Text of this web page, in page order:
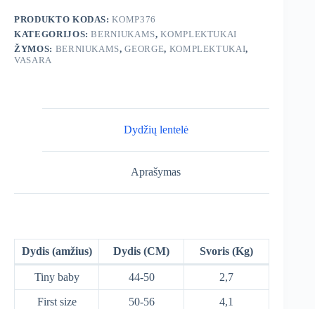
PRODUKTO KODAS:KOMP376
KATEGORIJOS:BERNIUKAMS,KOMPLEKTUKAI
ŽYMOS: BERNIUKAMS,GEORGE, KOMPLEKTUKAI,
VASARA
Dydžių lentelė
Aprašymas
Dydis (amžius) Dydis (CM) Svoris (Kg)
Tiny baby 44-50 2,7
First size 50-56 4,1